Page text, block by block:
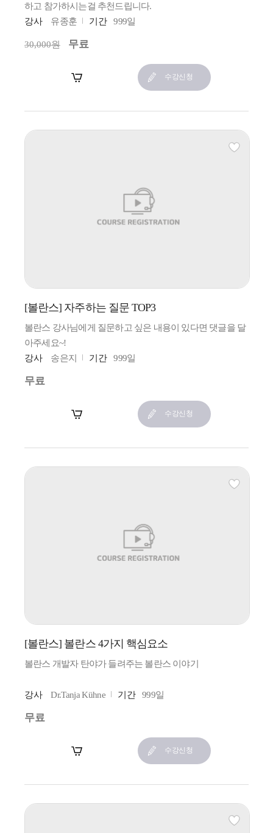
하고 참가하시는걸 추천드립니다.
강사
유종훈 기간 999일
30,000원 무료
수강신청
[볼란스] 자주하는 질문 TOP3
볼란스 강사님에게 질문하고 싶은 내용이 있다면 댓글을 달
아주세요~!
강사
송은지 기간 999일
무료
수강신청
[볼란스] 볼란스 4가지 핵심요소
볼란스 개발자 탄야가 들려주는 볼란스 이야기
강사 Dr.Tanja Kühne 기간 999일
무료
수강신청